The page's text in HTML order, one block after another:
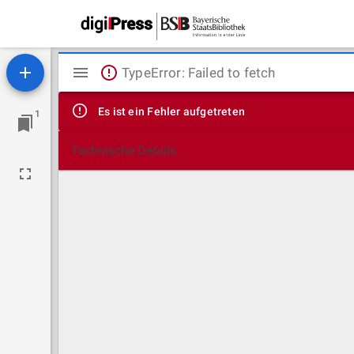
1
Mirador
Viewer
TypeError: Failed to fetch
Es ist ein Fehler aufgetreten
Technische Details